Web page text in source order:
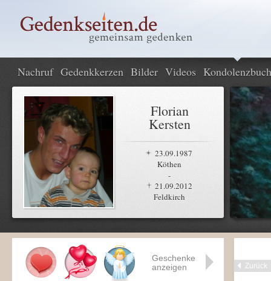
Nachruf Gedenkkerzen Bilder Videos Kondolenzbuch
Florian
Kersten
23.09.1987
Köthen
-
21.09.2012
Feldkirch
Zurück
Geschenke
anzeigen